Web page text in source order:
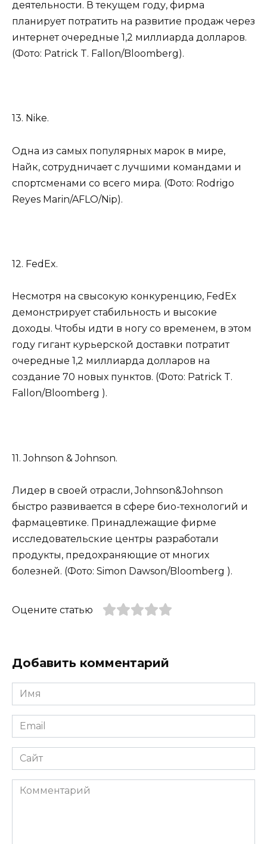
деятельности. В текущем году, фирма
планирует потратить на развитие продаж через
интернет очередные 1,2 миллиарда долларов.
(Фото: Patrick T. Fallon/Bloomberg).
13. Nike.
Одна из самых популярных марок в мире,
Найк, сотрудничает с лучшими командами и
спортсменами со всего мира. (Фото: Rodrigo
Reyes Marin/AFLO/Nip).
12. FedEx.
Несмотря на свысокую конкуренцию, FedEx
демонстрирует стабильность и высокие
доходы. Чтобы идти в ногу со временем, в этом
году гигант курьерской доставки потратит
очередные 1,2 миллиарда долларов на
создание 70 новых пунктов. (Фото: Patrick T.
Fallon/Bloomberg ).
11. Johnson & Johnson.
Лидер в своей отрасли, Johnson&Johnson
быстро развивается в сфере био-технологий и
фармацевтике. Принадлежащие фирме
исследовательские центры разработали
продукты, предохраняющие от многих
болезней. (Фото: Simon Dawson/Bloomberg ).
Оцените статью
Добавить комментарий
Имя
*
Email
*
Сайт
Комментарий